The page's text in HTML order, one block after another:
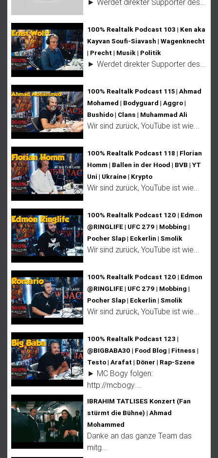
100% Realtalk Podcast 103 | Ken aka
Kayvan Soufi-Siavash | Wagenknecht
| Precht | Musik | Politik
► Werdet direkter Supporter des...
100% Realtalk Podcast 115 | Ahmad
Mohamed | Bodyguard | Aggro |
Bushido | Clans | Muhammad Ali
Wir sind zurück, YouTube ist wie...
100% Realtalk Podcast 118 | Florian
Homm | Ballen in der Hood | BVB | YT
Uni | Ukraine | Krypto
Wir sind zurück, YouTube ist wie...
100% Realtalk Podcast 120 | Edmon
@RINGLIFE | UFC 279 | Mobbing |
Pocher Slap | Eckerlin | Smolik
Wir sind zurück, YouTube ist wie...
100% Realtalk Podcast 120 | Edmon
@RINGLIFE | UFC 279 | Mobbing |
Pocher Slap | Eckerlin | Smolik
Wir sind zurück, YouTube ist wie...
100% Realtalk Podcast 123 |
@BIGBABA30 | Food Blog | Fitness |
Testo | Arafat | Döner | Rap-Szene
► MC Bogy folgen:
http://mcbogy....
IBRAHIM TATLISES Konzert (Fan
stürmt die Bühne) | Ahmad
Mohammed
Danke an das ganze Team das
mitg...